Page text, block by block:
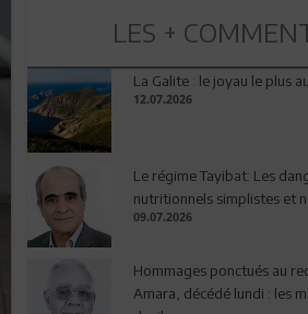
LES +
La Galite : le joyau le plus
12.07.2026
Le régime Tayibat: Les
nutritionnels simplistes et
09.07.2026
Hommages ponctués au
Amara, décédé lundi : les